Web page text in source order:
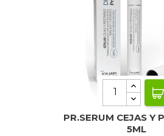
PR.SERUM CEJAS Y
5ML